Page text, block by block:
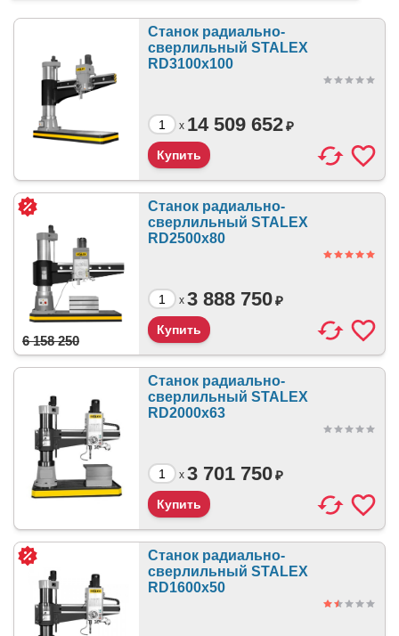
Станок радиально-
сверлильный STALEX
RD3100x100
x 14 509 652₽
Станок радиально-
сверлильный STALEX
RD2500x80
x
6 158 250
3 888 750₽
Станок радиально-
сверлильный STALEX
RD2000x63
x 3 701 750₽
Станок радиально-
сверлильный STALEX
RD1600x50